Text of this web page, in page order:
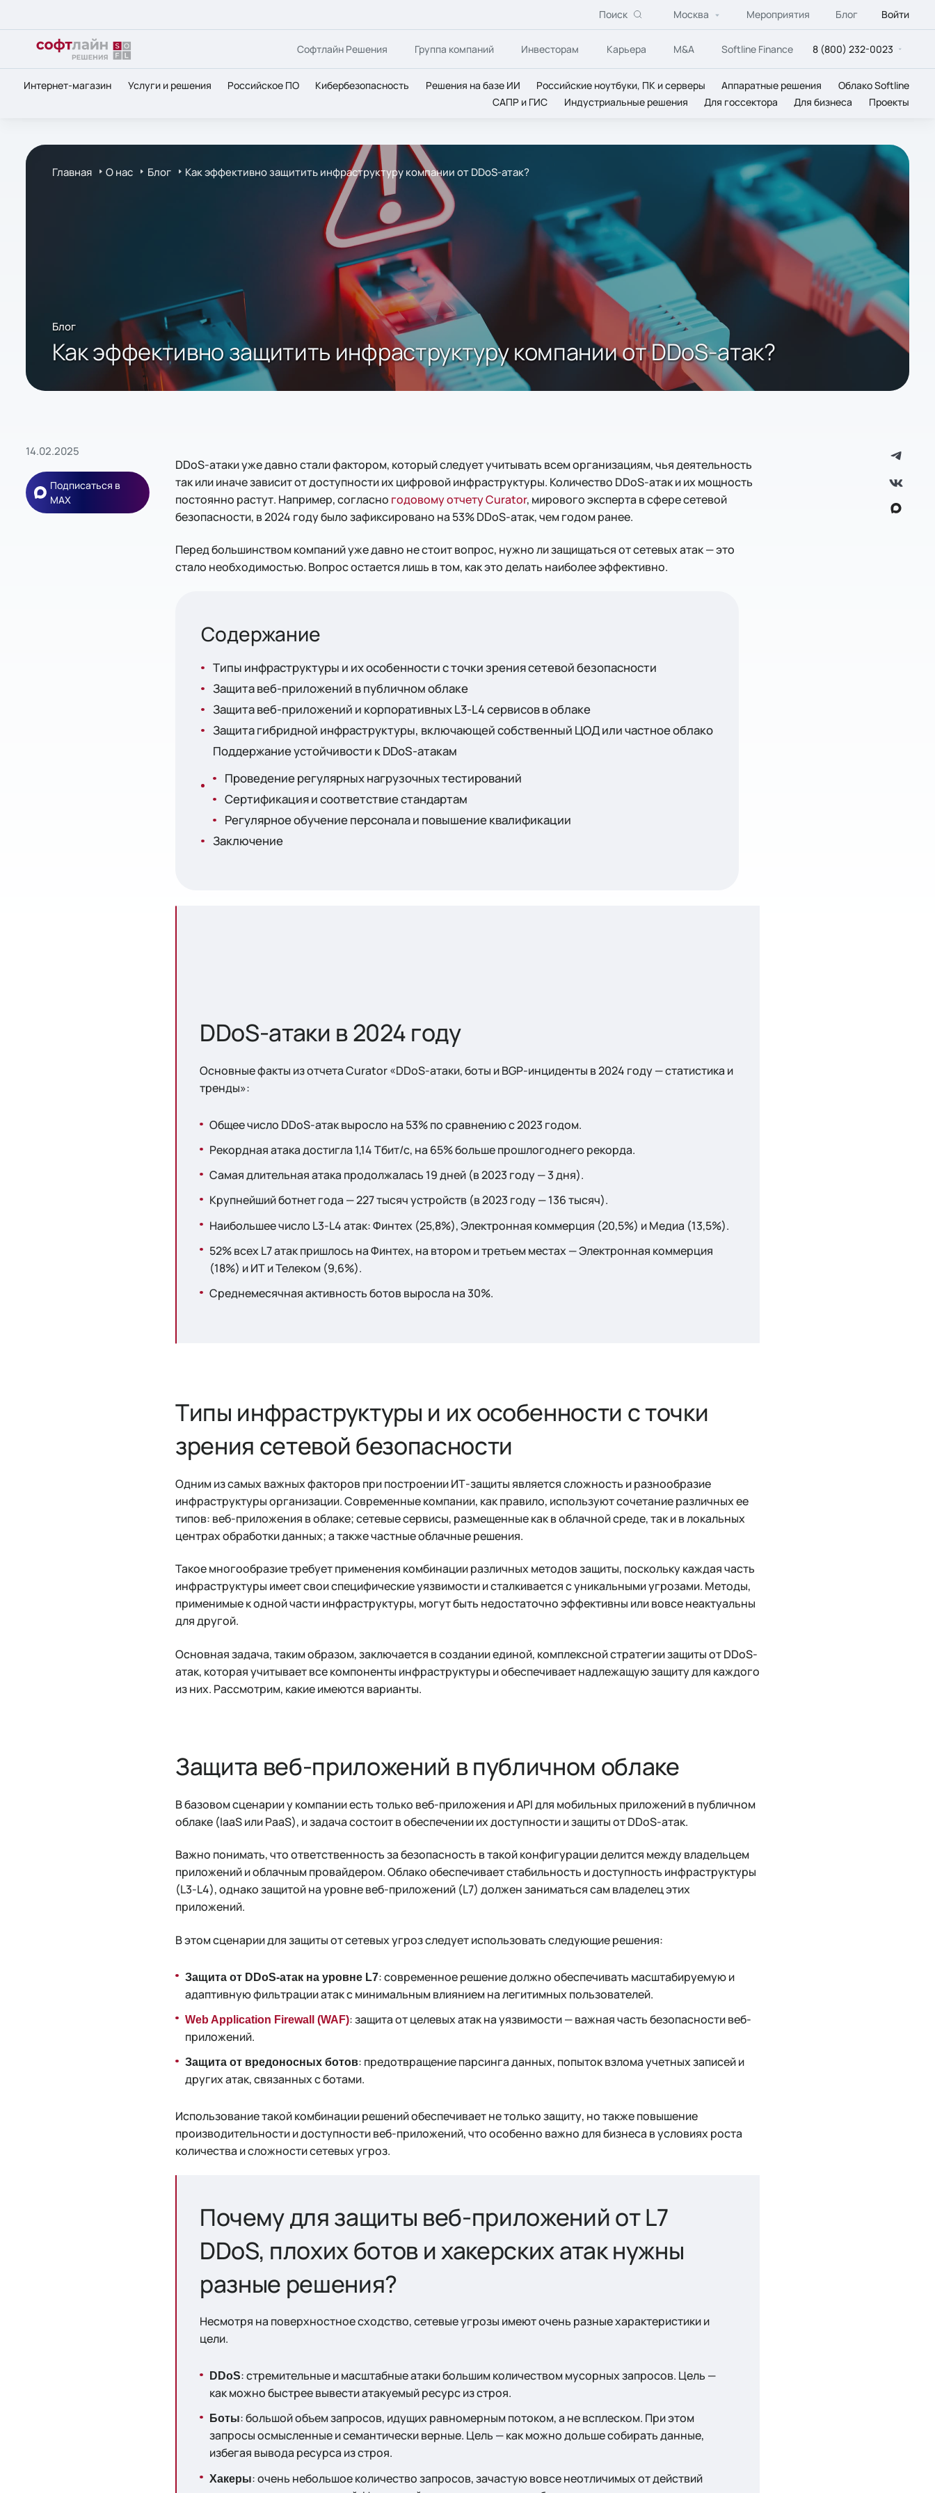
Поиск Москва Мероприятия Блог Войти
Софтлайн Решения Группа компаний Инвесторам Карьера M&A Softline Finance 8 (800) 232-0023
Интернет-магазин Услуги и решения Российское ПО Кибербезопасность Решения на базе ИИ Российские ноутбуки, ПК и серверы Аппаратные решения
Облако Softline
САПР и ГИС
Индустриальные решения Для госсектора Для бизнеса Проекты
Главная О нас Блог Как эффективно защитить инфраструктуру компании от DDoS-атак?
Блог
Как эффективно защитить инфраструктуру компании от DDoS-атак?
14.02.2025
Подписаться в
MAX
DDoS-атаки уже давно стали фактором, который следует учитывать всем организациям, чья деятельность
так или иначе зависит от доступности их цифровой инфраструктуры. Количество DDoS-атак и их мощность
постоянно растут. Например, согласно годовому отчету Curator, мирового эксперта в сфере сетевой
безопасности, в 2024 году было зафиксировано на 53% DDoS-атак, чем годом ранее.
Перед большинством компаний уже давно не стоит вопрос, нужно ли защищаться от сетевых атак — это
стало необходимостью. Вопрос остается лишь в том, как это делать наиболее эффективно.
Типы инфраструктуры и их особенности с точки зрения сетевой безопасности
Защита веб-приложений в публичном облаке
Защита веб-приложений и корпоративных L3-L4 сервисов в облаке
Защита гибридной инфраструктуры, включающей собственный ЦОДили частное облако
Поддержание устойчивости к DDoS-атакам
Проведение регулярных нагрузочных тестирований
Сертификация и соответствие стандартам
Регулярное обучение персонала и повышение квалификации
Заключение
DDoS-атаки в 2024 году
Основные факты из отчета Curator «DDoS-атаки, боты и BGP-инциденты в 2024 году — статистика и
тренды»:
Общее число DDoS-атак выросло на 53% по сравнению с 2023 годом.
Рекордная атака достигла 1,14 Тбит/с, на 65% больше прошлогоднего рекорда.
Самая длительная атака продолжалась 19 дней (в 2023 году — 3 дня).
Крупнейший ботнет года — 227 тысяч устройств (в 2023 году — 136 тысяч).
Наибольшее число L3-L4 атак: Финтех (25,8%), Электронная коммерция (20,5%) и Медиа (13,5%).
52% всех L7 атак пришлось на Финтех, на втором и третьем местах — Электронная коммерция
(18%) и ИТ и Телеком (9,6%).
Среднемесячная активность ботов выросла на 30%.
Типы инфраструктуры и их особенности с точки
зрения сетевой безопасности
Одним из самых важных факторов при построении ИТ-защиты является сложность и разнообразие
инфраструктуры организации. Современные компании, как правило, используют сочетание различных ее
типов: веб-приложения в облаке; сетевые сервисы, размещенные как в облачной среде, так и в локальных
центрах обработки данных; а также частные облачные решения.
Такое многообразие требует применения комбинации различных методов защиты, поскольку каждая часть
инфраструктуры имеет свои специфические уязвимости и сталкивается с уникальными угрозами. Методы,
применимые к одной части инфраструктуры, могут быть недостаточно эффективны или вовсе неактуальны
для другой.
Основная задача, таким образом, заключается в создании единой, комплексной стратегии защиты от DDoS-
атак, которая учитывает все компоненты инфраструктуры и обеспечивает надлежащую защиту для каждого
из них. Рассмотрим, какие имеются варианты.
Защита веб-приложений в публичном облаке
В базовом сценарии у компании есть только веб-приложения и API для мобильных приложений в публичном
облаке (IaaS или PaaS), и задача состоит в обеспечении их доступности и защиты от DDoS-атак.
Важно понимать, что ответственность за безопасность в такой конфигурации делится между владельцем
приложений и облачным провайдером. Облако обеспечивает стабильность и доступность инфраструктуры
(L3-L4), однако защитой на уровне веб-приложений (L7) должен заниматься сам владелец этих
приложений.
В этом сценарии для защиты от сетевых угроз следует использовать следующие решения:
Защита от DDoS-атак на уровне L7: современное решение должно обеспечивать масштабируемую и
адаптивную фильтрации атак с минимальным влиянием на легитимных пользователей.
Web Application Firewall (WAF): защита от целевых атак на уязвимости — важная часть безопасности веб-
приложений.
Защита от вредоносных ботов: предотвращение парсинга данных, попыток взлома учетных записей и
других атак, связанных с ботами.
Использование такой комбинации решений обеспечивает не только защиту, но также повышение
производительности и доступности веб-приложений, что особенно важно для бизнеса в условиях роста
количества и сложности сетевых угроз.
Почему для защиты веб-приложений от L7
DDoS, плохих ботов и хакерских атак нужны
разные решения?
Несмотря на поверхностное сходство, сетевые угрозы имеют очень разные характеристики и
цели.
DDoS: стремительные и масштабные атаки большим количеством мусорных запросов. Цель —
как можно быстрее вывести атакуемый ресурс из строя.
Боты: большой объем запросов, идущих равномерным потоком, а не всплеском. При этом
запросы осмысленные и семантически верные. Цель — как можно дольше собирать данные,
избегая вывода ресурса из строя.
Хакеры: очень небольшое количество запросов, зачастую вовсе неотличимых от действий